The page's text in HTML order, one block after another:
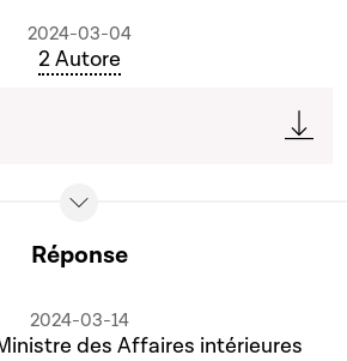
2024-03-04
2 Autore
Réponse
2024-03-14
des Affaires intérieures